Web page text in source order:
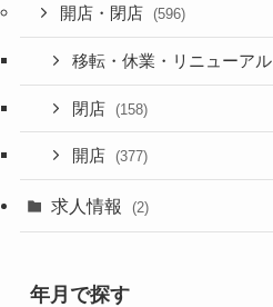
開店・閉店 (596)
移転・休業・リニューアル
閉店 (158)
開店 (377)
求人情報 (2)
年月で探す